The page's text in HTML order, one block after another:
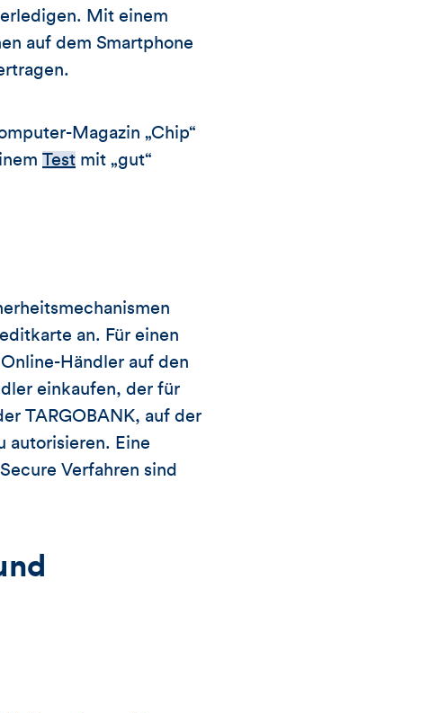
Mit einem
auf dem Smartphone
Magazin „Chip“
Test mit „gut“
an. Für einen
Händler auf den
einkaufen, der für
TARGOBANK, auf der
autorisieren. Eine
Verfahren sind